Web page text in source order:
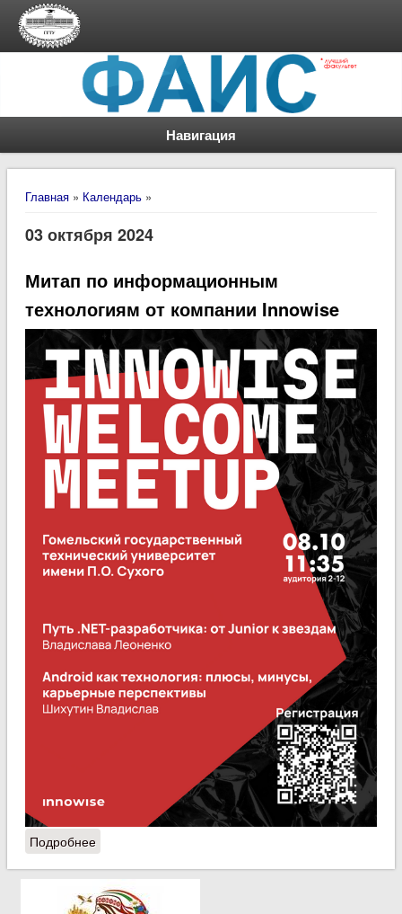
Навигация
Вы здесь
Главная» Календарь»
03 октября 2024
Митап по информационным
технологиям от компании Innowise
Подробнеео Митап по информационным технологиям от
компании Innowise